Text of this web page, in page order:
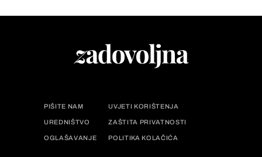
PIŠITE NAM UVJETI KORIŠTENJA
UREDNIŠTVO ZAŠTITA PRIVATNOSTI
OGLAŠAVANJE POLITIKA KOLAČIĆA